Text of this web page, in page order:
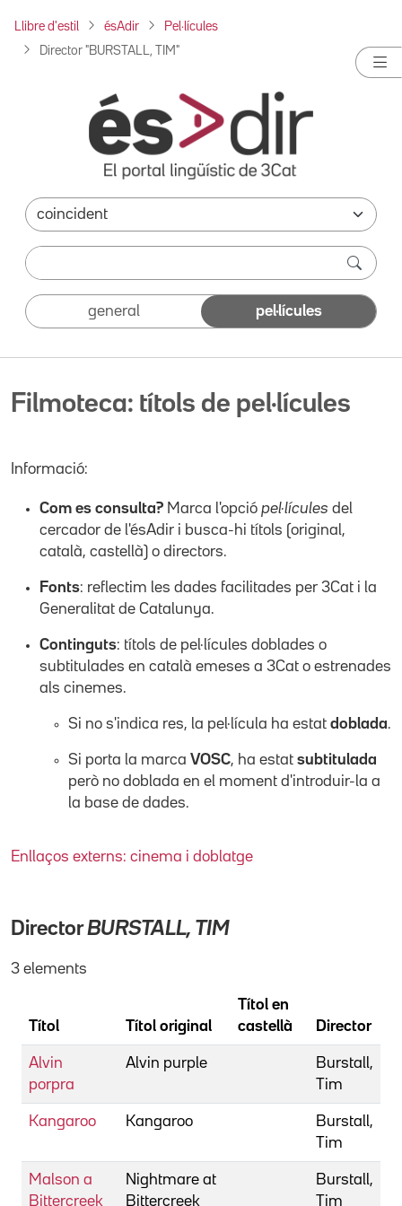
Llibre d'estil ésAdir Pel·lícules
Director "BURSTALL, TIM"
general pel·lícules
Filmoteca: títols de pel·lícules
Informació:
Com es consulta? Marca l'opció pel·lícules del
cercador de l'ésAdir i busca-hi títols (original,
català, castellà) o directors.
Fonts: reflectim les dades facilitades per 3Cat i la
Generalitat de Catalunya.
Continguts: títols de pel·lícules doblades o
subtitulades en català emeses a 3Cat o estrenades
als cinemes.
Si no s'indica res, la pel·lícula ha estat doblada.
Si porta la marca VOSC, ha estat subtitulada
però no doblada en el moment d'introduir-la a
la base de dades.
Enllaços externs: cinema i doblatge
DirectorBURSTALL, TIM
3 elements
Títol Títol original
Títol en
castellà
Director
Alvin
porpra
Alvin purple
Burstall,
Tim
Kangaroo Kangaroo
Burstall,
Tim
Malson a
Bittercreek
Nightmare at
Bittercreek
Burstall,
Tim